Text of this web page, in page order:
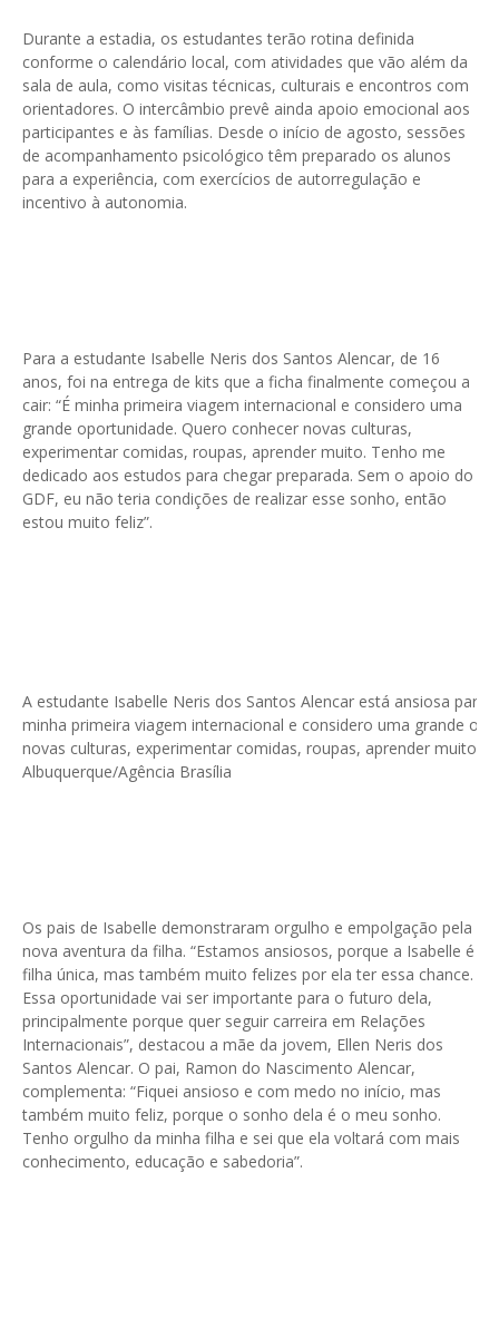
Durante a estadia, os estudantes terão rotina definida
conforme o calendário local, com atividades que vão além da
sala de aula, como visitas técnicas, culturais e encontros com
orientadores. O intercâmbio prevê ainda apoio emocional aos
participantes e às famílias. Desde o início de agosto, sessões
de acompanhamento psicológico têm preparado os alunos
para a experiência, com exercícios de autorregulação e
incentivo à autonomia.
Para a estudante Isabelle Neris dos Santos Alencar, de 16
anos, foi na entrega de kits que a ficha finalmente começou a
cair: “É minha primeira viagem internacional e considero uma
grande oportunidade. Quero conhecer novas culturas,
experimentar comidas, roupas, aprender muito. Tenho me
dedicado aos estudos para chegar preparada. Sem o apoio do
GDF, eu não teria condições de realizar esse sonho, então
estou muito feliz”.
A estudante Isabelle Neris dos Santos Alencar está ansiosa para
minha primeira viagem internacional e considero uma grande
novas culturas, experimentar comidas, roupas, aprender muito”
Albuquerque/Agência Brasília
Os pais de Isabelle demonstraram orgulho e empolgação pela
nova aventura da filha. “Estamos ansiosos, porque a Isabelle é
filha única, mas também muito felizes por ela ter essa chance.
Essa oportunidade vai ser importante para o futuro dela,
principalmente porque quer seguir carreira em Relações
Internacionais”, destacou a mãe da jovem, Ellen Neris dos
Santos Alencar. O pai, Ramon do Nascimento Alencar,
complementa: “Fiquei ansioso e com medo no início, mas
também muito feliz, porque o sonho dela é o meu sonho.
Tenho orgulho da minha filha e sei que ela voltará com mais
conhecimento, educação e sabedoria”.